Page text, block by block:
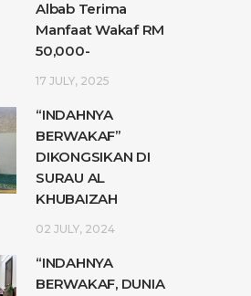
Albab Terima
Manfaat Wakaf RM
50,000-
17 JULY, 2025
“INDAHNYA
BERWAKAF”
DIKONGSIKAN DI
SURAU AL
KHUBAIZAH
02 JULY, 2024
“INDAHNYA
BERWAKAF, DUNIA